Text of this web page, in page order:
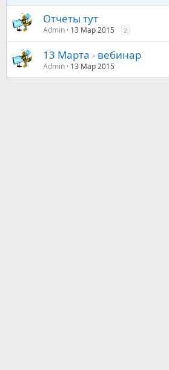
Отчеты тут
Admin 13 Мар 2015 2
13 Марта - вебинар
Admin 13 Мар 2015